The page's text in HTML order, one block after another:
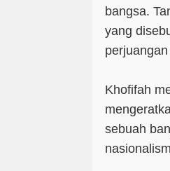
bangsa.
yang
Khofifah
sebuah